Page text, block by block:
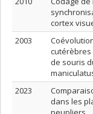
cortex
2003
cutérèbres
de souris
2023
dans les